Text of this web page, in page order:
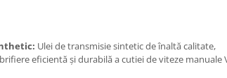
Ulei de transmisie sintetic de înaltă calitate,
eficientă și durabilă a cutiei de viteze manuale